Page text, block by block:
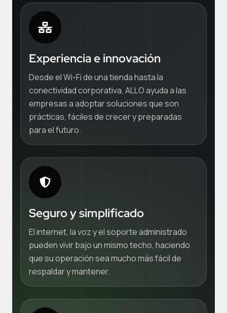
Experiencia e innovación
Desde el Wi-Fi de una tienda hasta la
conectividad corporativa, ALLO ayuda a las
empresas a adoptar soluciones que son
prácticas, fáciles de crecer y preparadas
para el futuro.
Seguro y simplificado
El internet, la voz y el soporte administrado
pueden vivir bajo un mismo techo, haciendo
que su operación sea mucho más fácil de
respaldar y mantener.